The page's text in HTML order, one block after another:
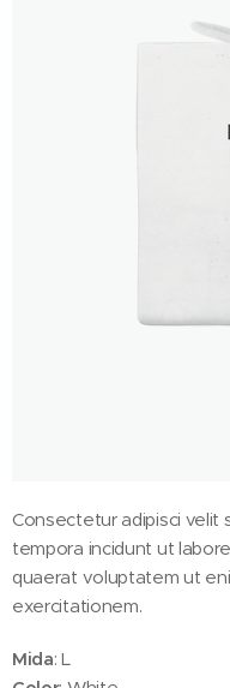
Consectetur adipisci velit
tempora incidunt ut
quaerat voluptatem ut
exercitationem.
Mida: L